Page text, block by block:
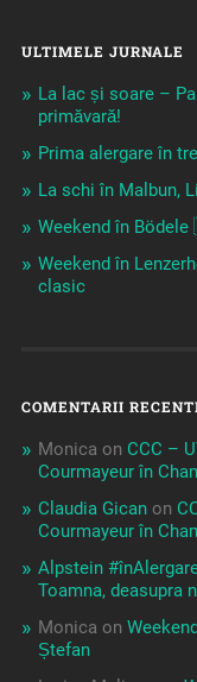
ULTIMELE JURNALE
La lac și soare –
primăvară!
Prima alergare în
La schi în Malbun,
Weekend în
Weekend în
clasic
COMENTARII
Monica on CCC –
Courmayeur în
Claudia Gicanon
Courmayeur în
Alpstein
Toamna, deasupra
Monica on
Ștefan